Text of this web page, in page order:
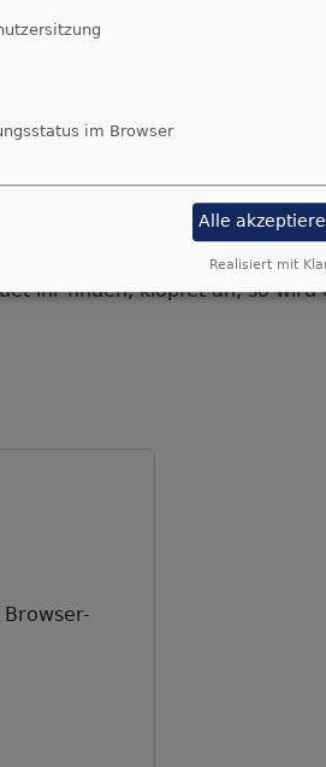
auf dich.
ihr finden; klopfet an, so wird
im Browser
Alle
Realisiert mit